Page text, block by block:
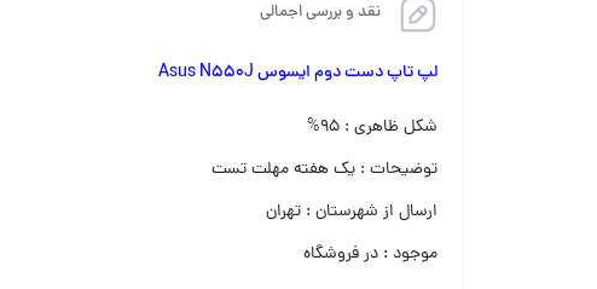
نقد و بررسی اجمالی
لپ تاپ دست دوم ایسوس Asus N550J
شکل ظاهری : ۹۵%
توضیحات : یک هفته مهلت تست
ارسال از شهرستان : تهران
موجود : در فروشگاه